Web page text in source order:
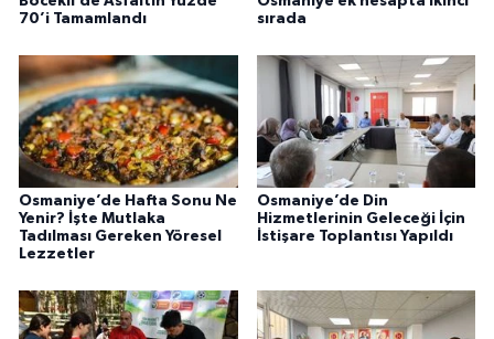
70’i Tamamlandı
sırada
Osmaniye’de Hafta Sonu Ne
Yenir? İşte Mutlaka
Tadılması Gereken Yöresel
Lezzetler
Osmaniye’de Din
Hizmetlerinin Geleceği İçin
İstişare Toplantısı Yapıldı